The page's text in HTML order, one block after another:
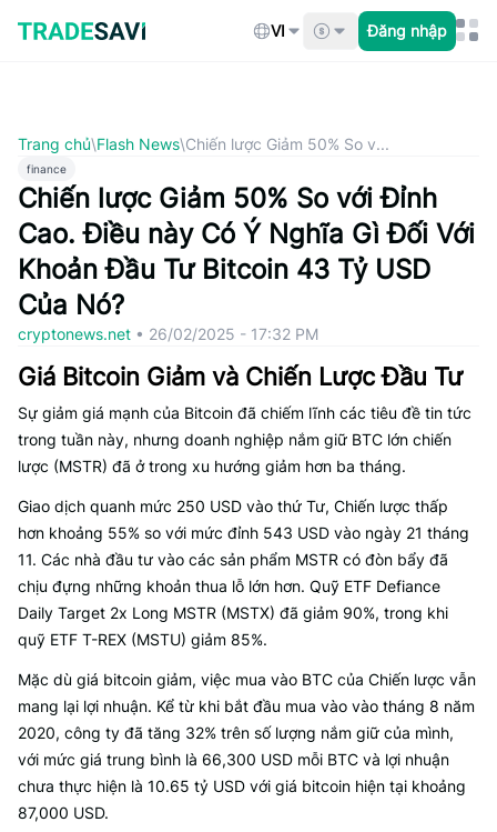
qua
nội
VI Đăng nhập
Trang chủ\Flash News\Chiến lược Giảm 50% So v...
finance
Chiến lược Giảm 50% So với Đỉnh
Cao. Điều này Có Ý Nghĩa Gì Đối Với
Khoản Đầu Tư Bitcoin 43 Tỷ USD
Của Nó?
cryptonews.net • 26/02/2025 - 17:32 PM
Giá Bitcoin Giảm và Chiến Lược Đầu Tư
Sự giảm giá mạnh của Bitcoin đã chiếm lĩnh các tiêu đề tin tức
trong tuần này, nhưng doanh nghiệp nắm giữ BTC lớn chiến
lược (MSTR) đã ở trong xu hướng giảm hơn ba tháng.
Giao dịch quanh mức 250 USD vào thứ Tư, Chiến lược thấp
hơn khoảng 55% so với mức đỉnh 543 USD vào ngày 21 tháng
11. Các nhà đầu tư vào các sản phẩm MSTR có đòn bẩy đã
chịu đựng những khoản thua lỗ lớn hơn. Quỹ ETF Defiance
Daily Target 2x Long MSTR (MSTX) đã giảm 90%, trong khi
quỹ ETF T-REX (MSTU) giảm 85%.
Mặc dù giá bitcoin giảm, việc mua vào BTC của Chiến lược vẫn
mang lại lợi nhuận. Kể từ khi bắt đầu mua vào vào tháng 8 năm
2020, công ty đã tăng 32% trên số lượng nắm giữ của mình,
với mức giá trung bình là 66,300 USD mỗi BTC và lợi nhuận
chưa thực hiện là 10.65 tỷ USD với giá bitcoin hiện tại khoảng
87,000 USD.